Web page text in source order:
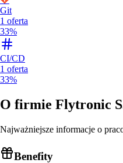
Git
1 oferta
33%
CI/CD
1 oferta
33%
O firmie Flytronic
Najważniejsze informacje o
Benefity